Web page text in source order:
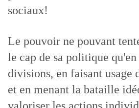
sociaux!
Le pouvoir ne pouvant
le cap de sa politique
divisions, en faisant usage
et en menant la bataille